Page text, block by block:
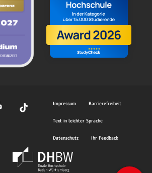
Impressum Barrierefreiheit
Text in leichter Sprache
Datenschutz Ihr Feedback